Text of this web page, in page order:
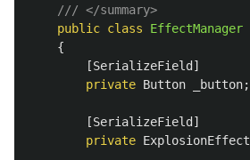
/// </summary>
public class EffectManager
{
[SerializeField ]
private Button _button;
[SerializeField ]
private ExplosionEffect